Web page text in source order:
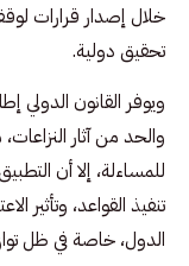
خلال إصدار قرارات
تحقيق دولية.
ويوفر القانون الدولي
والحد من آثار
للمساءلة، إلا أن
تنفيذ القواعد، وتأثير
الدول، خاصة في ظل